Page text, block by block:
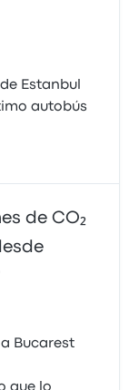
Estanbul
autobús
de CO₂
Bucarest